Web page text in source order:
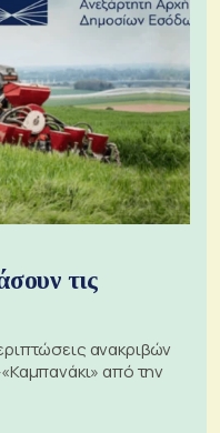
τις
ανακριβών
από την